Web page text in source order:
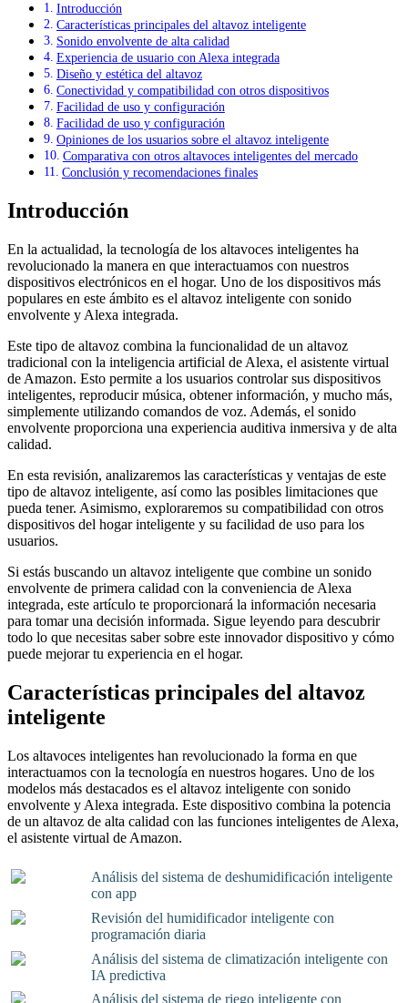
Introducción
Características principales del altavoz inteligente
Sonido envolvente de alta calidad
Experiencia de usuario con Alexa integrada
Diseño y estética del altavoz
Conectividad y compatibilidad con otros dispositivos
Facilidad de uso y configuración
Facilidad de uso y configuración
Opiniones de los usuarios sobre el altavoz inteligente
Comparativa con otros altavoces inteligentes del mercado
Conclusión y recomendaciones finales
Introducción
En la actualidad, la tecnología de los altavoces inteligentes ha
revolucionado la manera en que interactuamos con nuestros
dispositivos electrónicos en el hogar. Uno de los dispositivos más
populares en este ámbito es el altavoz inteligente con sonido
envolvente y Alexa integrada.
Este tipo de altavoz combina la funcionalidad de un altavoz
tradicional con la inteligencia artificial de Alexa, el asistente virtual
de Amazon. Esto permite a los usuarios controlar sus dispositivos
inteligentes, reproducir música, obtener información, y mucho más,
simplemente utilizando comandos de voz. Además, el sonido
envolvente proporciona una experiencia auditiva inmersiva y de alta
calidad.
En esta revisión, analizaremos las características y ventajas de este
tipo de altavoz inteligente, así como las posibles limitaciones que
pueda tener. Asimismo, exploraremos su compatibilidad con otros
dispositivos del hogar inteligente y su facilidad de uso para los
usuarios.
Si estás buscando un altavoz inteligente que combine un sonido
envolvente de primera calidad con la conveniencia de Alexa
integrada, este artículo te proporcionará la información necesaria
para tomar una decisión informada. Sigue leyendo para descubrir
todo lo que necesitas saber sobre este innovador dispositivo y cómo
puede mejorar tu experiencia en el hogar.
Características principales del altavoz
inteligente
Los altavoces inteligentes han revolucionado la forma en que
interactuamos con la tecnología en nuestros hogares. Uno de los
modelos más destacados es el altavoz inteligente con sonido
envolvente y Alexa integrada. Este dispositivo combina la potencia
de un altavoz de alta calidad con las funciones inteligentes de Alexa,
el asistente virtual de Amazon.
Análisis del sistema de deshumidificación inteligente
con app
Revisión del humidificador inteligente con
programación diaria
Análisis del sistema de climatización inteligente con
IA predictiva
Análisis del sistema de riego inteligente con